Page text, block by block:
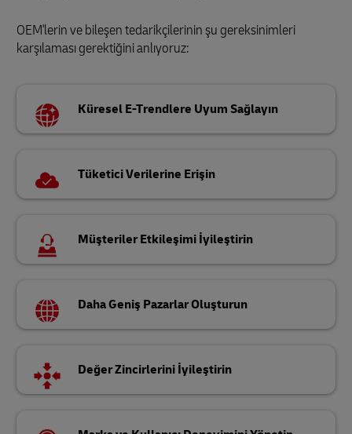
OEM'lerin ve bileşen tedarikçilerinin şu gereksinimleri
karşılaması gerektiğini anlıyoruz:
Küresel E-Trendlere Uyum Sağlayın
Tüketici Verilerine Erişin
Müşteriler Etkileşimi İyileştirin
Daha Geniş Pazarlar Oluşturun
Değer Zincirlerini İyileştirin